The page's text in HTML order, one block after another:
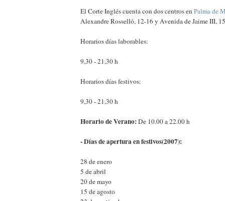
El Corte Inglés cuenta con dos centros en Palma de
Alexandre Rosselló, 12-16 y Avenida de Jaime III,
Horarios días laborables:
9,30 - 21,30 h
Horarios días festivos:
9,30 - 21,30 h
Horario de Verano:De 10.00 a 22.00 h
- Días de apertura en festivos(2007):
28 de enero
5 de abril
20 de mayo
15 de agosto